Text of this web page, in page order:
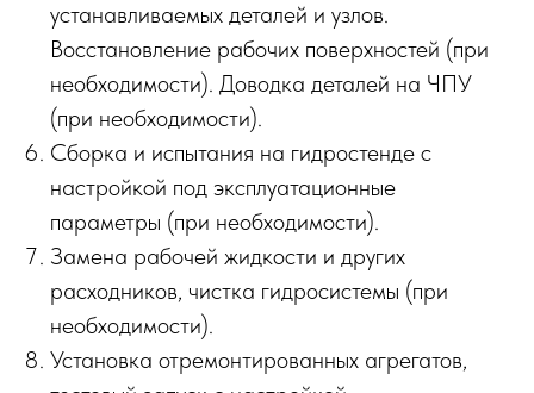
устанавливаемых деталей и узлов.
Восстановление рабочих поверхностей (при
необходимости). Доводка деталей на ЧПУ
(при необходимости).
Сборка и испытания на гидростенде с
настройкой под эксплуатационные
параметры (при необходимости).
Замена рабочей жидкости и других
расходников, чистка гидросистемы (при
необходимости).
Установка отремонтированных агрегатов,